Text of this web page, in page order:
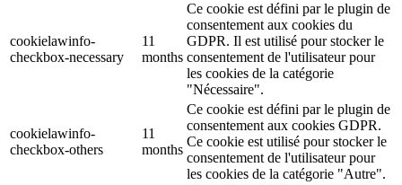
cookielawinfo-
checkbox-necessary
11
months
Ce cookie est défini par le plugin de
consentement aux cookies du
GDPR. Il est utilisé pour stocker le
consentement de l'utilisateur pour
les cookies de la catégorie
"Nécessaire".
cookielawinfo-
checkbox-others
11
months
Ce cookie est défini par le plugin de
consentement aux cookies GDPR.
Ce cookie est utilisé pour stocker le
consentement de l'utilisateur pour
les cookies de la catégorie "Autre".